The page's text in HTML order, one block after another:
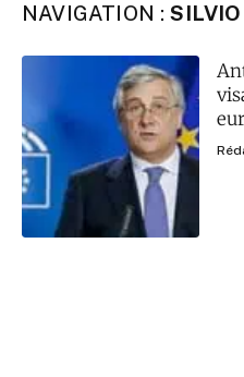
NAVIGATION :